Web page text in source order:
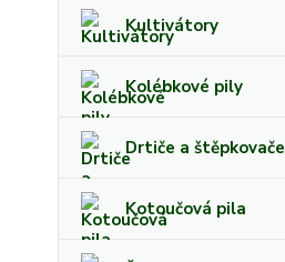
Kultivátory
Kolébkové pily
Drtiče a štěpkovače
Kotoučová pila